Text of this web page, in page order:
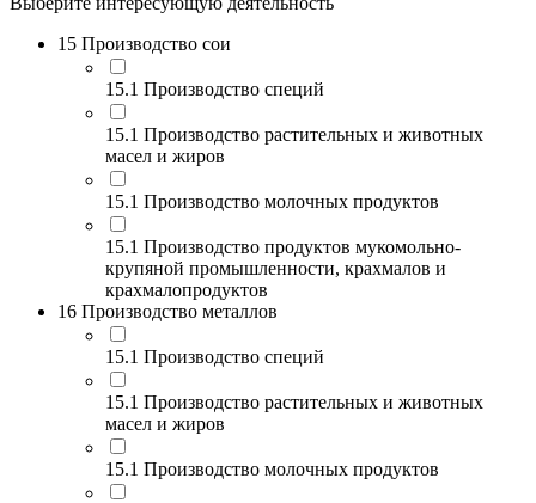
15 Производство сои
15.1 Производство специй
15.1 Производство растительных и животных
масел и жиров
15.1 Производство молочных продуктов
15.1 Производство продуктов мукомольно-
крупяной промышленности, крахмалов и
крахмалопродуктов
16 Производство металлов
15.1 Производство специй
15.1 Производство растительных и животных
масел и жиров
15.1 Производство молочных продуктов